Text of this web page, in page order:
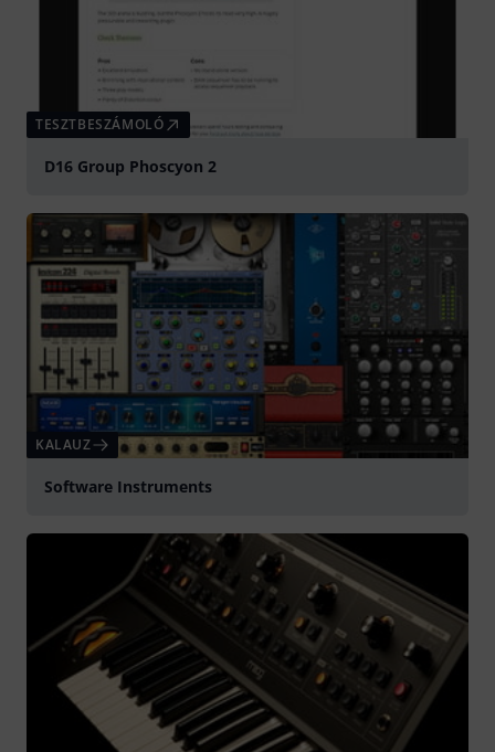
TESZTBESZÁMOLÓ
D16 Group Phoscyon 2
KALAUZ
Software Instruments